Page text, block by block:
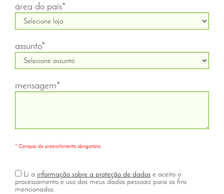
área do país*
assunto*
mensagem*
* Campos de preenchimento obrigatório
Li a informação sobre a proteção de dados e aceito o
processamento e uso dos meus dados pessoais para os fins
mencionados.